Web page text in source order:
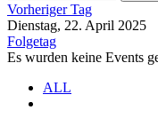
Vorheriger Tag
Dienstag, 22. April 2025
Folgetag
Es wurden keine Events
ALL